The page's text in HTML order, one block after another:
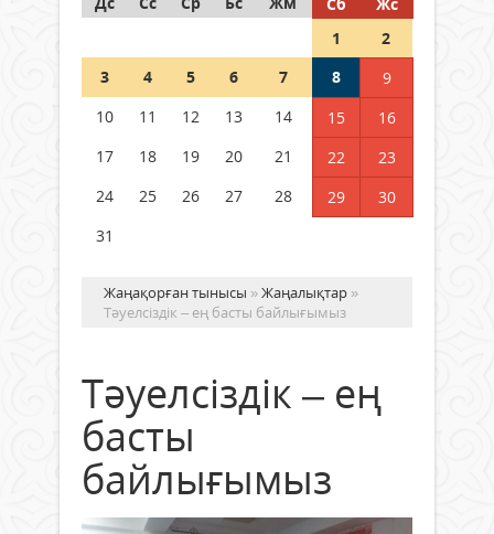
05 тамыз 2026 ж. 147
Шетелде жүрген Қазақстан
азаматтары қалай дауыс бере
1
2
3
4 5 6 7 8
9
10
11 12 13 14 15
16
17
18 19 20 21 22
23
24
25 26 27 28 29
30
31
Жаңақорған тынысы »Жаңалықтар »
Тәуелсіздік – ең басты байлығымыз
Тәуелсіздік – ең
басты
байлығымыз